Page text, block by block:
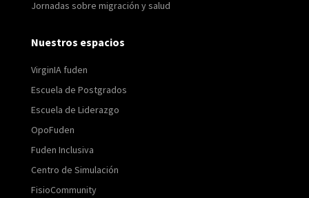
Jornadas sobre migración y salud
Nuestros espacios
VirginIA fuden
Escuela de Postgrados
Escuela de Liderazgo
OpoFuden
Fuden Inclusiva
Centro de Simulación
FisioCommunity